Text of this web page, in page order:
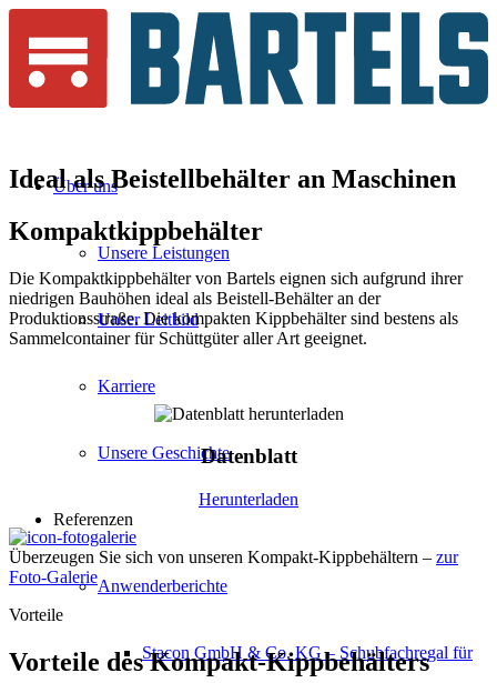
Über uns
Unsere Leistungen
Unser Leitbild
Karriere
Unsere Geschichte
Referenzen
Anwenderberichte
Stacon GmbH & Co. KG – Schubfachregal für
Ideal als Beistellbehälter an Maschinen
Kompaktkippbehälter
Die Kompaktkippbehälter von Bartels eignen sich aufgrund ihrer
niedrigen Bauhöhen ideal als Beistell-Behälter an der
Produktionsstraße. Die kompakten Kippbehälter sind bestens als
Sammelcontainer für Schüttgüter aller Art geeignet.
Datenblatt
Herunterladen
Überzeugen Sie sich von unseren Kompakt-Kippbehältern – zur
Foto-Galerie
Vorteile
Vorteile des Kompakt-Kippbehälters